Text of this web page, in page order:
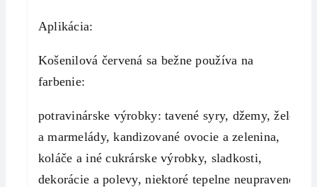
Aplikácia:
Košenilová červená sa bežne používa na
farbenie:
potravinárske výrobky: tavené syry, džemy, želé
a marmelády, kandizované ovocie a zelenina,
koláče a iné cukrárske výrobky, sladkosti,
dekorácie a polevy, niektoré tepelne neupravené